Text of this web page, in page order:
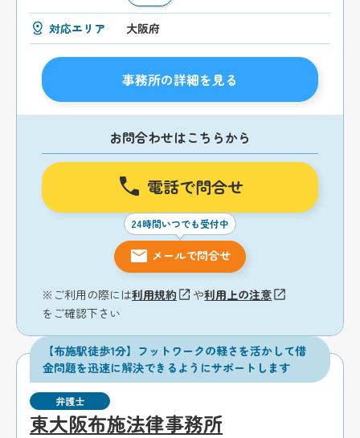
対応エリア 大阪府
事務所の詳細を見る
お問合わせはこちらから
電話で問合せ
24時間いつでも受付中
メールで問合せ
※ご利用の際には利用規約 や利用上の注意
をご確認下さい
【布施駅徒歩1分】フットワークの軽さを活かして借
金問題を迅速に解決できるようにサポートします
弁護士
東大阪布施法律事務所